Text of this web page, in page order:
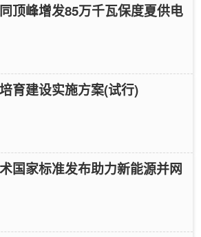
顶峰增发85万千瓦保度夏供电
育建设实施方案(试行)
国家标准发布助力新能源并网